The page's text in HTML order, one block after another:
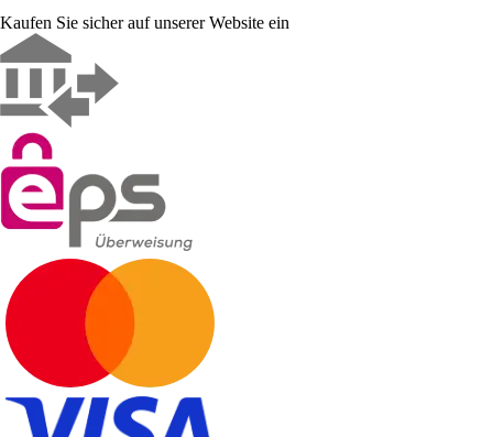
Kaufen Sie sicher auf unserer Website ein